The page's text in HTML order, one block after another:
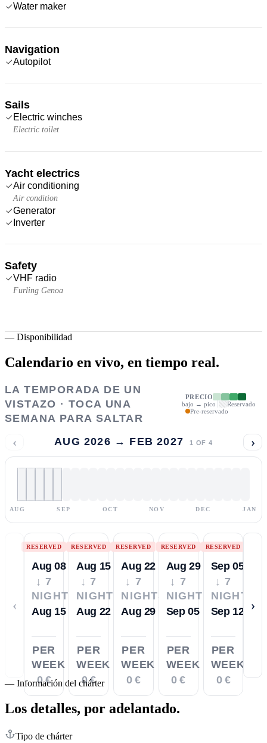
Water maker
Navigation
Autopilot
Sails
Electric winches
Electric toilet
Yacht electrics
Air conditioning
Air condition
Generator
Inverter
Safety
VHF radio
Furling Genoa
— Disponibilidad
Calendario en vivo, en tiempo real.
LA TEMPORADA DE UN
VISTAZO · TOCA UNA
SEMANA PARA SALTAR
PRECIO
bajo → pico
Reservado
Pre-reservado
‹ AUG 2026 → FEB 2027 1 OF 4 ›
AUG SEP OCT NOV DEC JAN
‹
RESERVED
Aug 08
↓ 7
NIGHTS
Aug 15
PER
WEEK
0 €
RESERVED
Aug 15
↓ 7
NIGHTS
Aug 22
PER
WEEK
0 €
RESERVED
Aug 22
↓ 7
NIGHTS
Aug 29
PER
WEEK
0 €
RESERVED
Aug 29
↓ 7
NIGHTS
Sep 05
PER
WEEK
0 €
RESERVED
Sep 05
↓ 7
NIGHTS
Sep 12
PER
WEEK
0 €
›
— Información del chárter
Los detalles, por adelantado.
Tipo de chárter